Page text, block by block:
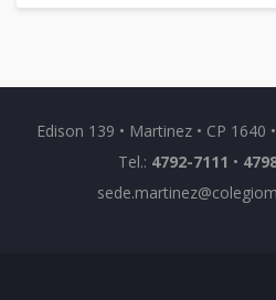
Edison 139 • Martinez • CP 1640
Tel.: 4792-7111 •